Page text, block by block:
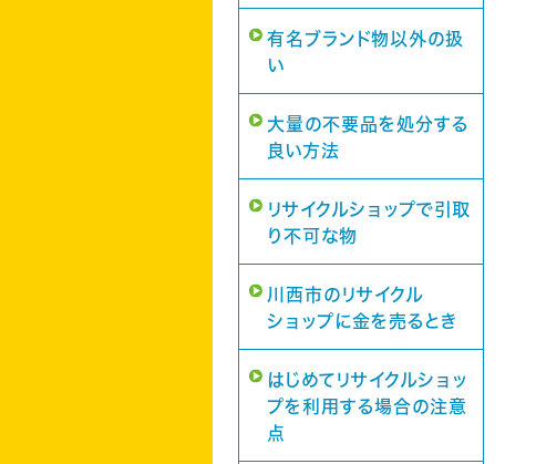
有名ブランド物以外の扱
い
大量の不要品を処分する
良い方法
リサイクルショップで引取
り不可な物
川西市のリサイクル
ショップに金を売るとき
はじめてリサイクルショッ
プを利用する場合の注意
点